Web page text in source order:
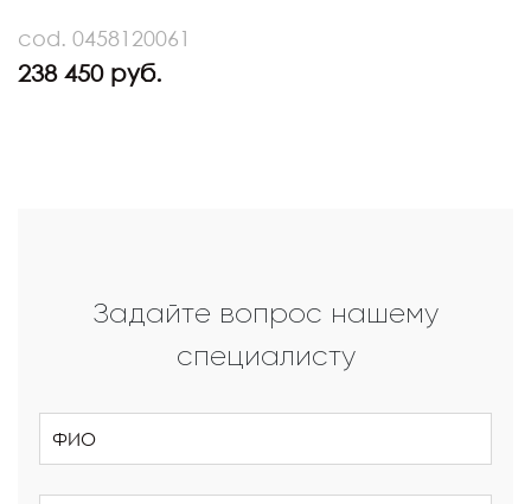
cod. 0458120061
238 450 руб.
Задайте вопрос нашему
специалисту